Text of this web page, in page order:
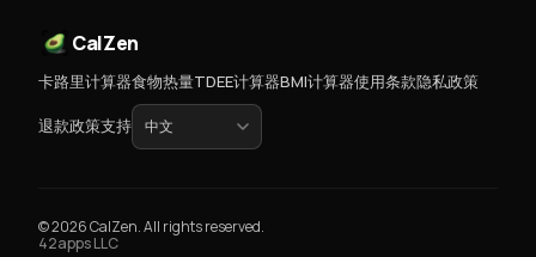
CalZen
卡路里计算器食物热量TDEE计算器BMI计算器使用条款隐私政策
退款政策支持
© 2026 CalZen. All rights reserved.
42apps LLC